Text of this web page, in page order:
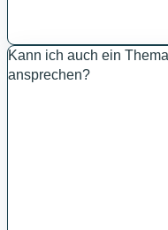
Kann ich auch ein
ansprechen?